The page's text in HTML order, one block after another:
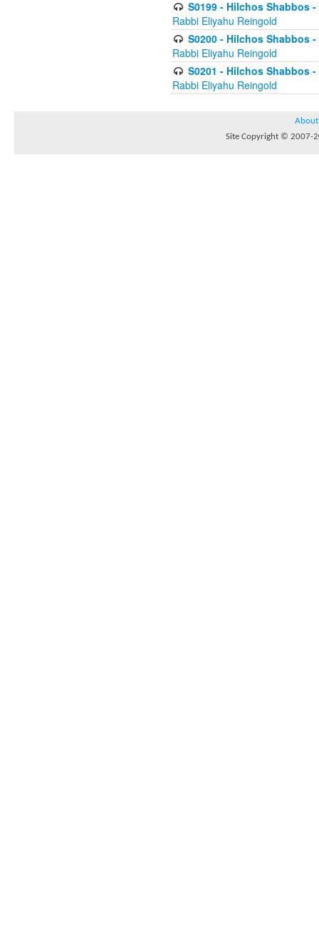
S0199 - Hilchos Shabbos
Rabbi Eliyahu Reingold
S0200 - Hilchos Shabbos
Rabbi Eliyahu Reingold
S0201 - Hilchos Shabbos
Rabbi Eliyahu Reingold
About
Site Copyright © 2007-